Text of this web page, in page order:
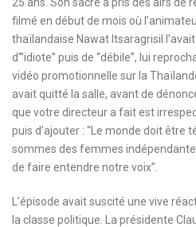
filmé en début de mois où
thaïlandaise Nawat Itsaragrisil
d'”idiote” puis de “débile”, lui
vidéo promotionnelle sur la
avait quitté la salle, avant de
que votre directeur a fait est
puis d’ajouter : “Le monde doit être
sommes des femmes
de faire entendre notre voix”.
L’épisode avait suscité une vive
la classe politique. La présidente